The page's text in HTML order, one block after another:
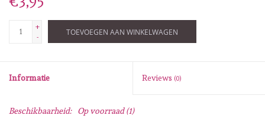
schudmateriaal
Lesia Zgharda
+
-
TOEVOEGEN AAN WINKELWAGEN
Informatie Reviews (0)
Beschikbaarheid: Op voorraad(1)